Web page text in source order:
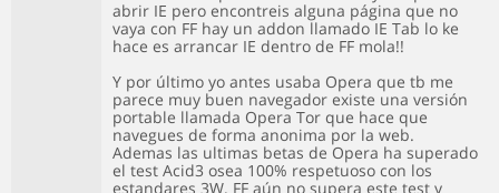
abrir IE pero encontreis alguna página que no
vaya con FF hay un addon llamado IE Tab lo ke
hace es arrancar IE dentro de FF mola!!
Y por último yo antes usaba Opera que tb me
parece muy buen navegador existe una versión
portable llamada Opera Tor que hace que
navegues de forma anonima por la web.
Ademas las ultimas betas de Opera ha superado
el test Acid3 osea 100% respetuoso con los
estandares 3W. FF aún no supera este test y